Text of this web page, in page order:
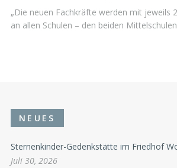
„Die neuen Fachkräfte werden mit jeweils
an allen Schulen – den beiden
NEUES
Sternenkinder-Gedenkstätte im Friedhof
Juli 30, 2026